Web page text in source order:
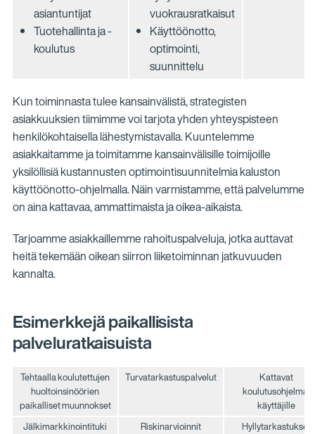
asiantuntijat
Tuotehallinta ja -
koulutus
vuokrausratkaisut
Käyttöönotto,
optimointi,
suunnittelu
Kun toiminnasta tulee kansainvälistä, strategisten
asiakkuuksien tiimimme voi tarjota yhden yhteyspisteen
henkilökohtaisella lähestymistavalla. Kuuntelemme
asiakkaitamme ja toimitamme kansainvälisille toimijoille
yksilöllisiä kustannusten optimointisuunnitelmia kaluston
käyttöönotto-ohjelmalla. Näin varmistamme, että palvelumme
on aina kattavaa, ammattimaista ja oikea-aikaista.
Tarjoamme asiakkaillemme rahoituspalveluja, jotka auttavat
heitä tekemään oikean siirron liiketoiminnan jatkuvuuden
kannalta.
Esimerkkejä paikallisista
palveluratkaisuista
Tehtaalla koulutettujen
huoltoinsinöörien
paikalliset muunnokset
Turvatarkastuspalvelut
Kattavat
koulutusohjelmat
käyttäjille
Jälkimarkkinointituki
Riskinarvioinnit Hyllytarkastukset